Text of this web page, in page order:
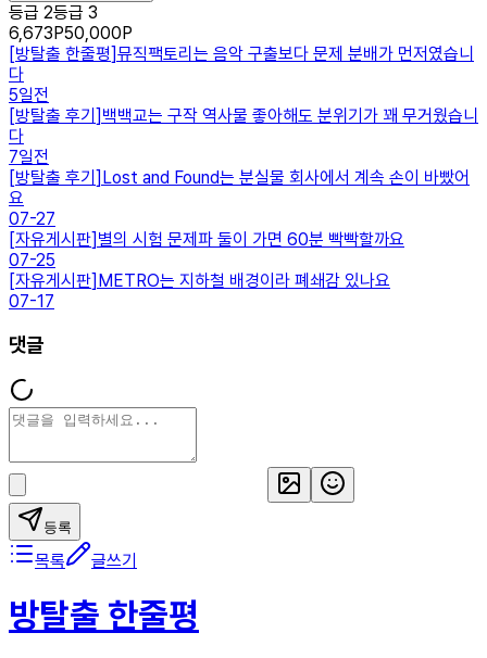
등급 2등급 3
6,673P50,000P
[방탈출 한줄평]뮤직팩토리는 음악 구출보다 문제 분배가 먼저였습니
다
5일전
[방탈출 후기] 백백교는 구작 역사물 좋아해도 분위기가 꽤 무거웠습니
다
7일전
[방탈출 후기] Lost and Found는 분실물 회사에서 계속 손이 바빴어
요
07-27
[자유게시판] 별의 시험 문제파 둘이 가면 60분 빡빡할까요
07-25
[자유게시판] METRO는 지하철 배경이라 폐쇄감 있나요
07-17
댓글
등록
목록 글쓰기
방탈출 한줄평